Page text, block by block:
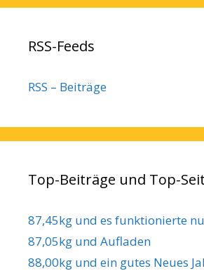
RSS-Feeds
RSS – Beiträge
Top-Beiträge und Top-
87,45kg und es funktionierte
87,05kg und Aufladen
88,00kg und ein gutes Neues